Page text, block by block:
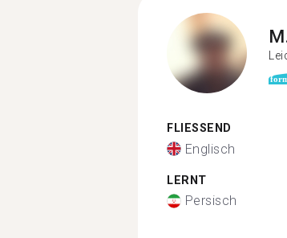
FLIESSEND
Englisch
LERNT
Persisch